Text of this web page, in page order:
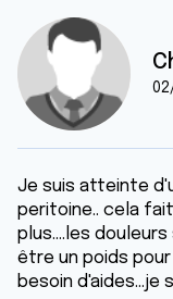
Je suis atteinte
peritoine.. cela
plus....les
être un poids
besoin d'aides...je